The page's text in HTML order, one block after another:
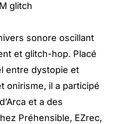
glitch
sonore oscillant
et glitch-hop. Placé
entre dystopie et
onirisme, il a participé
et a des
Préhensible, EZrec,